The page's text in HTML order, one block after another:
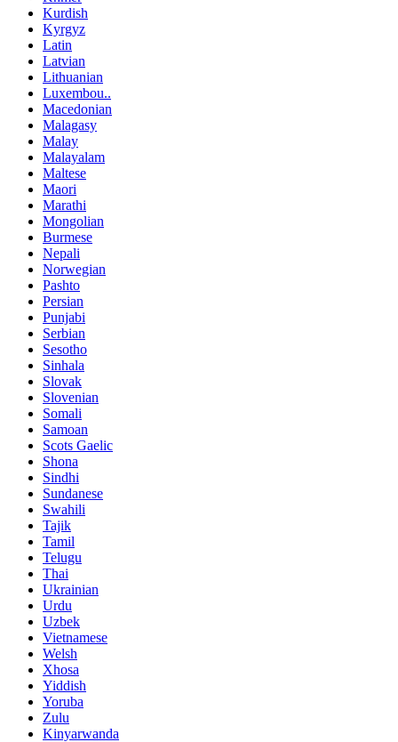
Kurdish
Kyrgyz
Latin
Latvian
Lithuanian
Luxembou..
Macedonian
Malagasy
Malay
Malayalam
Maltese
Maori
Marathi
Mongolian
Burmese
Nepali
Norwegian
Pashto
Persian
Punjabi
Serbian
Sesotho
Sinhala
Slovak
Slovenian
Somali
Samoan
Scots Gaelic
Shona
Sindhi
Sundanese
Swahili
Tajik
Tamil
Telugu
Thai
Ukrainian
Urdu
Uzbek
Vietnamese
Welsh
Xhosa
Yiddish
Yoruba
Zulu
Kinyarwanda